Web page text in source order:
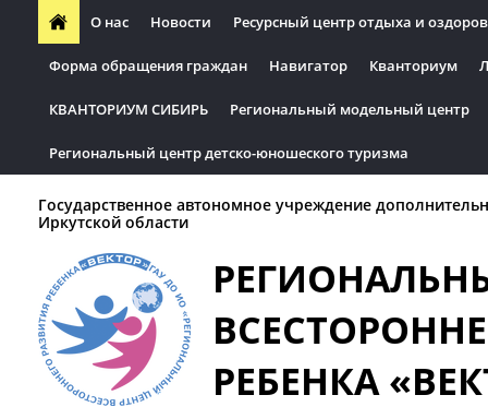
О нас Новости Ресурсный центр отдыха и
Форма обращения граждан Навигатор Кванториум
КВАНТОРИУМ СИБИРЬ Региональный модельный центр
Региональный центр детско-юношеского туризма
Государственное автономное учреждение
Иркутской области
РЕБЕНКА